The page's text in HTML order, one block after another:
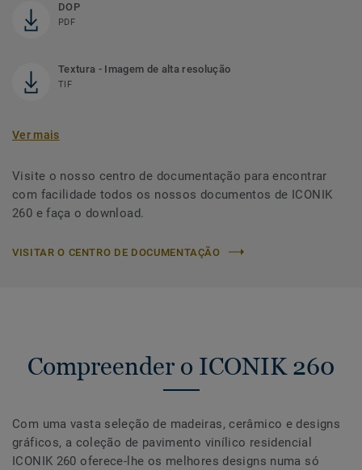
DOP
PDF
Textura - Imagem de alta resolução
TIF
Ver mais
Visite o nosso centro de documentação para encontrar
com facilidade todos os nossos documentos de ICONIK
260 e faça o download.
VISITAR O CENTRO DE DOCUMENTAÇÃO
Compreender o ICONIK 260
Com uma vasta seleção de madeiras, cerâmico e designs
gráficos, a coleção de pavimento vinílico residencial
ICONIK 260 oferece-lhe os melhores designs numa só